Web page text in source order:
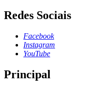
Redes Sociais
Facebook
Instagram
YouTube
Principal